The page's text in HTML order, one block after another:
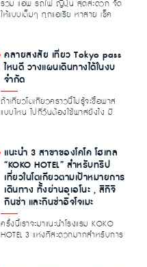
รวม แอพ รถไฟ ญี่ปุ่น สุดสะดวก จัด
ให้แบบเต็มๆ ทุกแอเรีย หาสาย เช็ค
คลายสงสัย เที่ยว Tokyo pass
ไหนดี วางแผนเดินทางได้ในงบ
จำกัด
ถ้าเที่ยวโตเกียวคราวนี้ไม่รู้จะซื้อพาส
แบบไหน ไปกี่วันต้องใช้พาสยังไง มี
แนะนำ 3 สาขาของโคโค โฮเทล
“KOKO HOTEL” สำหรับทริป
เที่ยวในโตเกียวตามเป้าหมายการ
เดินทาง ทั้งย่านอุเอโนะ , สึกิจิ
กินซ่า และกินซ่าอิจโจเมะ
ครั้งนี้เราจะมาแนะนำโรงแรม KOKO
HOTEL 3 แห่งที่สะดวกมากสำหรับการ